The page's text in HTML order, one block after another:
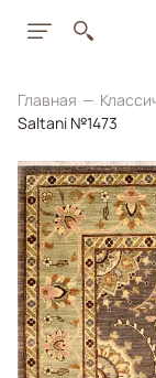
Главная
Saltani №1473